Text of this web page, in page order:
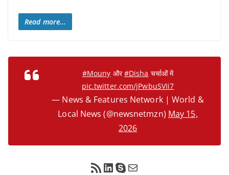
Read more...
#Mouny और#Disha चर्चाओं में
pic.twitter.com/jPwbuSVIi7
— News & Features Network | World &
Local News (@newsnetmzn) May 15,
2026
RSS Feed LinkedIn Skype Mail